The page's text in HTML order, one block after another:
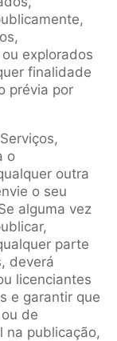
explorados
finalidade
prévia por
o
outra
o seu
alguma vez
parte
deverá
licenciantes
e garantir que
de
na publicação,